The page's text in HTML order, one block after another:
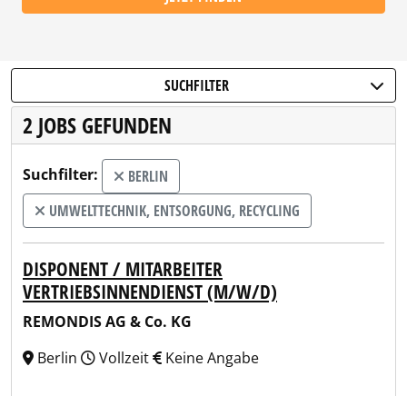
SUCHFILTER
2 JOBS GEFUNDEN
Suchfilter:
BERLIN
UMWELTTECHNIK, ENTSORGUNG, RECYCLING
DISPONENT / MITARBEITER
VERTRIEBSINNENDIENST (M/W/D)
REMONDIS AG & Co. KG
Berlin
Vollzeit Keine Angabe